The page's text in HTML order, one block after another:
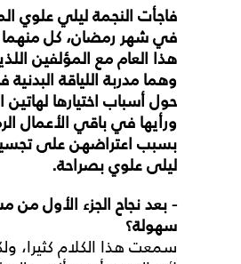
فاجأت النجمة ليلي علوي
هذا العام مع المؤلفين
وهما مدربة اللياقة
ورأيها في باقي الأعمال
بسبب اعتراضهن على
ليلى علوي بصراحة.
- بعد نجاح الجزء الأول
سهولة؟
سمعت هذا الكلام كثيرا،